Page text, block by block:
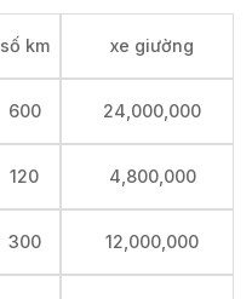
số km xe giường
600 24,000,000
120 4,800,000
300 12,000,000